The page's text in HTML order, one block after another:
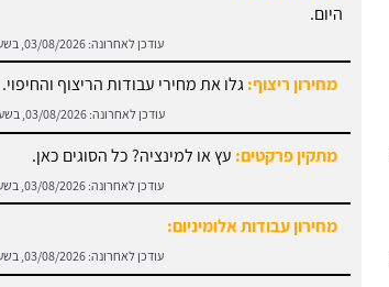
היום.
עודכן לאחרונה: 03/08/2026, בשעה 13:51
מחירון ריצוף:גלו את מחירי עבודות הריצוף והחיפוי.
עודכן לאחרונה: 03/08/2026, בשעה 13:43
מתקין פרקטים: עץ או למינציה? כל הסוגים כאן.
עודכן לאחרונה: 03/08/2026, בשעה 13:31
מחירון עבודות אלומיניום:
עודכן לאחרונה: 03/08/2026, בשעה 14:01